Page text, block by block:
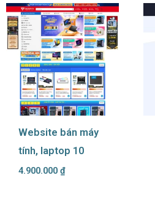
Website bán máy
tính, laptop 10
4.900.000 ₫